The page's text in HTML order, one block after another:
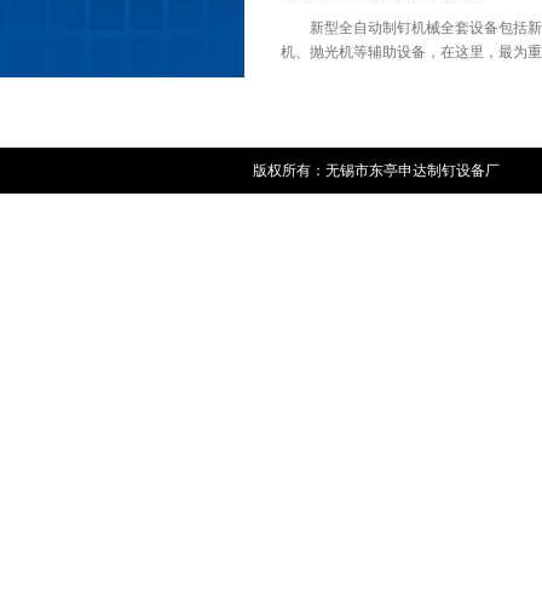
新型全自动制钉机械全套设备包括新
机、抛光机等辅助设备，在这里，最为
版权所有：无锡市东亭申达制钉设备厂